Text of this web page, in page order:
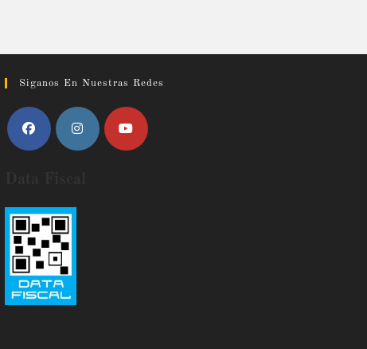
Siganos En Nuestras Redes